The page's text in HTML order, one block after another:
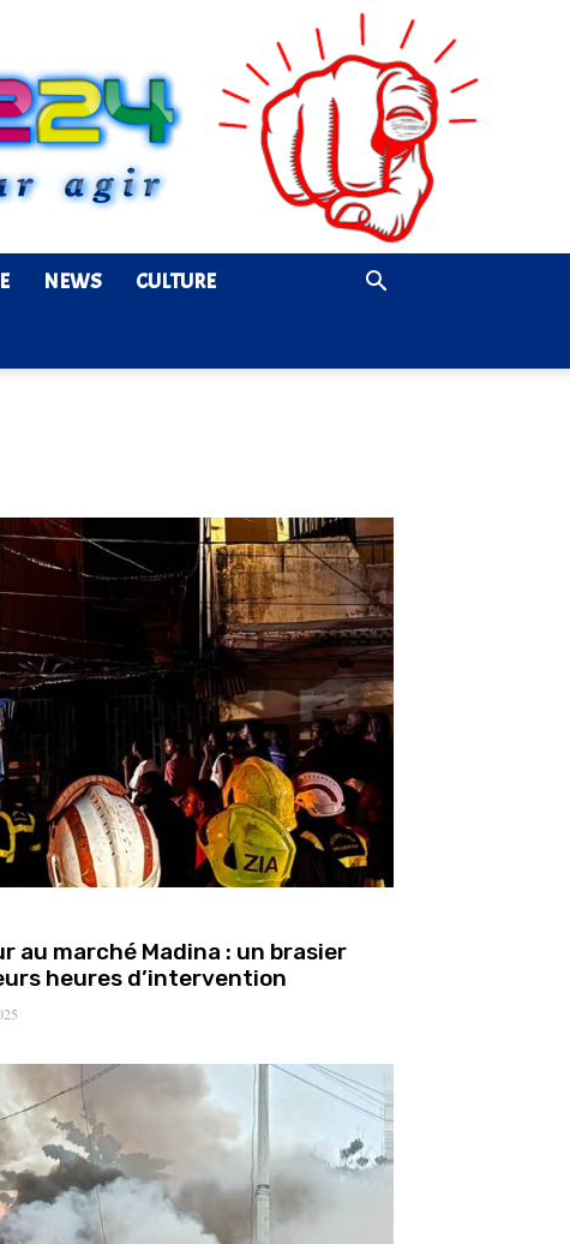
NEWS CULTURE
au marché Madina : un brasier
heures d’intervention